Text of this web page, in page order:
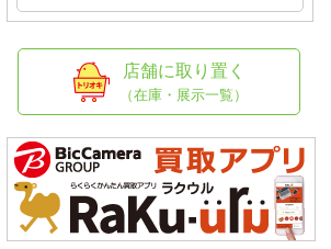
店舗に取り置く
（在庫・展示一覧）